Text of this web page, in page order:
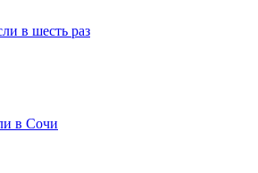
в шесть раз
в Сочи